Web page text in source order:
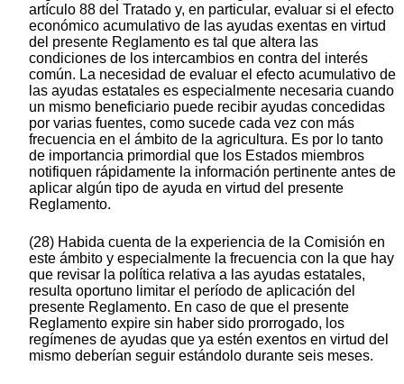
artículo 88 del Tratado y, en particular, evaluar si el efecto
económico acumulativo de las ayudas exentas en virtud
del presente Reglamento es tal que altera las
condiciones de los intercambios en contra del interés
común. La necesidad de evaluar el efecto acumulativo de
las ayudas estatales es especialmente necesaria cuando
un mismo beneficiario puede recibir ayudas concedidas
por varias fuentes, como sucede cada vez con más
frecuencia en el ámbito de la agricultura. Es por lo tanto
de importancia primordial que los Estados miembros
notifiquen rápidamente la información pertinente antes de
aplicar algún tipo de ayuda en virtud del presente
Reglamento.
(28) Habida cuenta de la experiencia de la Comisión en
este ámbito y especialmente la frecuencia con la que hay
que revisar la política relativa a las ayudas estatales,
resulta oportuno limitar el período de aplicación del
presente Reglamento. En caso de que el presente
Reglamento expire sin haber sido prorrogado, los
regímenes de ayudas que ya estén exentos en virtud del
mismo deberían seguir estándolo durante seis meses.